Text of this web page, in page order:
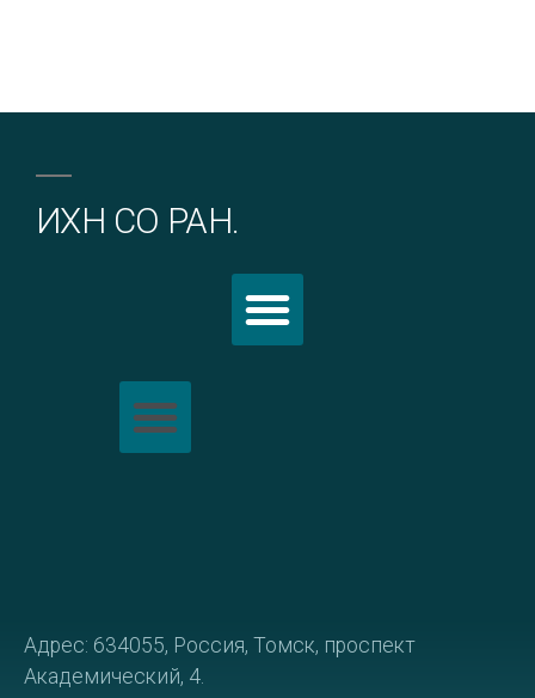
ИХН СО РАН.
Адрес: 634055, Россия, Томск, проспект
Академический, 4.